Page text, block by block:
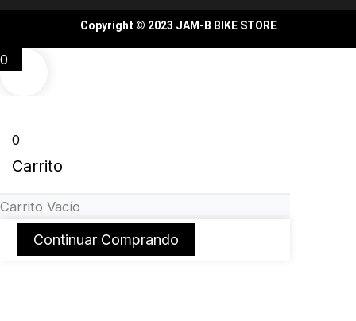
Copyright © 2023 JAM-B BIKE STORE
0
0
Carrito
Carrito Vacío
Continuar Comprando